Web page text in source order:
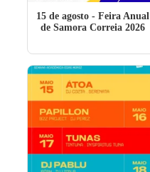
15 de agosto - Feira Anual
de Samora Correia 2026